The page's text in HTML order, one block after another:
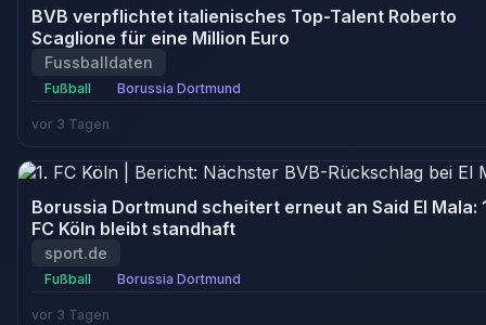
BVB verpflichtet italienisches Top-Talent Roberto
Scaglione für eine Million Euro
Fussballdaten
Fußball Borussia Dortmund
vor 3 Tagen
Borussia Dortmund scheitert erneut an Said El Mala:
FC Köln bleibt standhaft
sport.de
Fußball Borussia Dortmund
vor 3 Tagen